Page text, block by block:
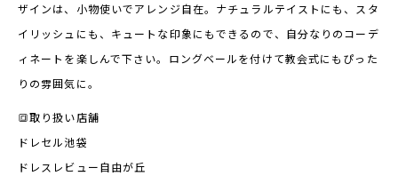
ザインは、小物使いでアレンジ自在。ナチュラルテイストにも、スタ
イリッシュにも、キュートな印象にもできるので、自分なりのコーデ
ィネートを楽しんで下さい。ロングベールを付けて教会式にもぴった
りの雰囲気に。
🔳取り扱い店舗
ドレセル池袋
ドレスレビュー自由が丘